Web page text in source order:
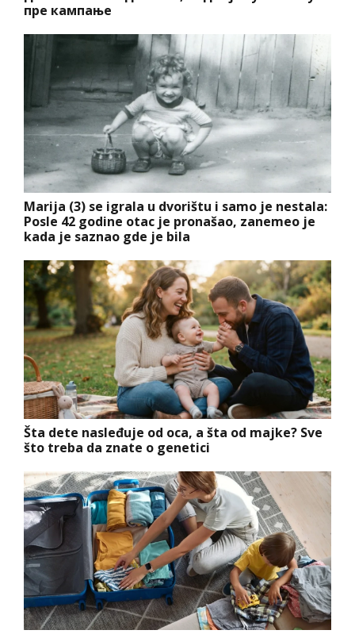
пре кампање
Marija (3) se igrala u dvorištu i samo je nestala:
Posle 42 godine otac je pronašao, zanemeo je
kada je saznao gde je bila
Šta dete nasleđuje od oca, a šta od majke? Sve
što treba da znate o genetici